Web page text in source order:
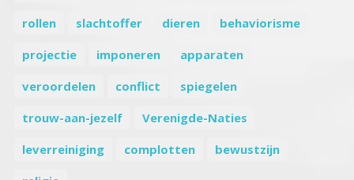
rollen
slachtoffer dieren
behaviorisme
projectie
imponeren
apparaten
veroordelen
conflict
spiegelen
trouw-aan-jezelf
Verenigde-Naties
leverreiniging
complotten
bewustzijn